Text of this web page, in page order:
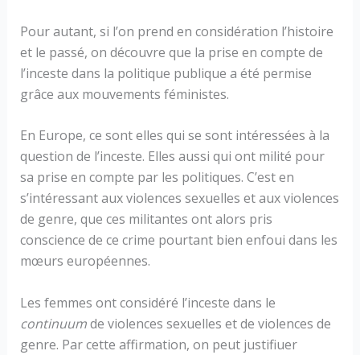
Pour autant, si l’on prend en considération l’histoire
et le passé, on découvre que la prise en compte de
l’inceste dans la politique publique a été permise
grâce aux mouvements féministes.
En Europe, ce sont elles qui se sont intéressées à la
question de l’inceste. Elles aussi qui ont milité pour
sa prise en compte par les politiques. C’est en
s’intéressant aux violences sexuelles et aux violences
de genre, que ces militantes ont alors pris
conscience de ce crime pourtant bien enfoui dans les
mœurs européennes.
Les femmes ont considéré l’inceste dans le
continuumde violences sexuelles et de violences de
genre. Par cette affirmation, on peut justifiuer